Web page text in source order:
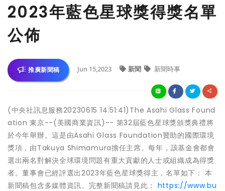
2023年藍色星球獎得獎名單
公佈
推廣新聞稿 Jun 15,2023 新聞 新聞時事
(中央社訊息服務20230615 14:51:41)The Asahi Glass Found
ation 東京--(美國商業資訊)-- 第32屆藍色星球獎頒獎典禮將
於今年舉辦。這是由Asahi Glass Foundation贊助的國際環境
獎項，由Takuya Shimamura擔任主席。每年，該基金會都會
選出兩名對解決全球環境問題有重大貢獻的人士或組織成為得獎
者。董事會已經評選出2023年藍色星球獎得主，名單如下： 本
新聞稿包含多媒體資訊。完整新聞稿請見此： https://www.bu